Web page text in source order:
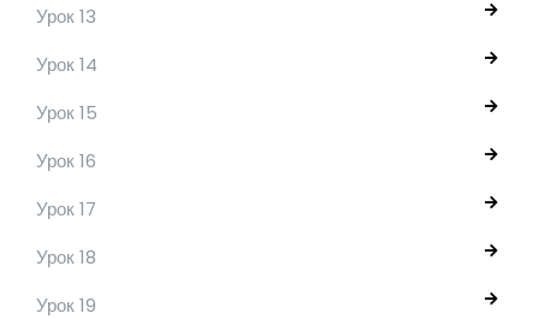
Урок 13
Урок 14
Урок 15
Урок 16
Урок 17
Урок 18
Урок 19